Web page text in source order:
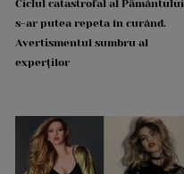
Ciclul catastrofal al Pământului
s-ar putea repeta în curând.
Avertismentul sumbru al
experților